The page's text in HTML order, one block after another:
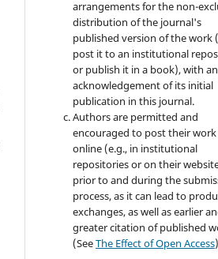
arrangements for the non-
distribution of the journal's
published version of the work
post it to an institutional
or publish it in a book), with an
acknowledgement of its initial
publication in this journal.
Authors are permitted and
encouraged to post their work
online (e.g., in institutional
repositories or on their
prior to and during the
process, as it can lead to
exchanges, as well as earlier
greater citation of published
(SeeThe Effect of Open Access